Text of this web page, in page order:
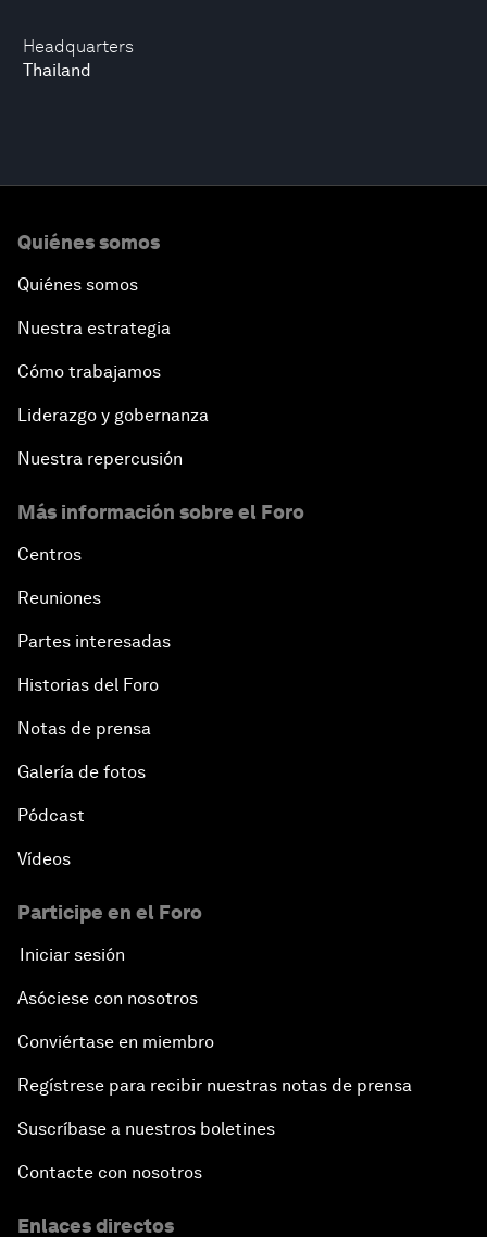
Headquarters
Thailand
Quiénes somos
Quiénes somos
Nuestra estrategia
Cómo trabajamos
Liderazgo y gobernanza
Nuestra repercusión
Más información sobre el Foro
Centros
Reuniones
Partes interesadas
Historias del Foro
Notas de prensa
Galería de fotos
Pódcast
Vídeos
Participe en el Foro
Iniciar sesión
Asóciese con nosotros
Conviértase en miembro
Regístrese para recibir nuestras notas de prensa
Suscríbase a nuestros boletines
Contacte con nosotros
Enlaces directos